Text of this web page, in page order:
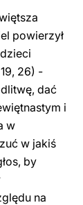
powierzył
19, 26) -
dać
i
w
w jakiś
by
na